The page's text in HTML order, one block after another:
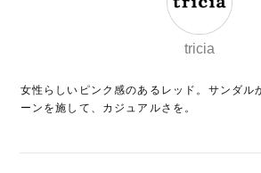
tricia
女性らしいピンク感のあるレッド。サンダル
ーンを施して、カジュアルさを。